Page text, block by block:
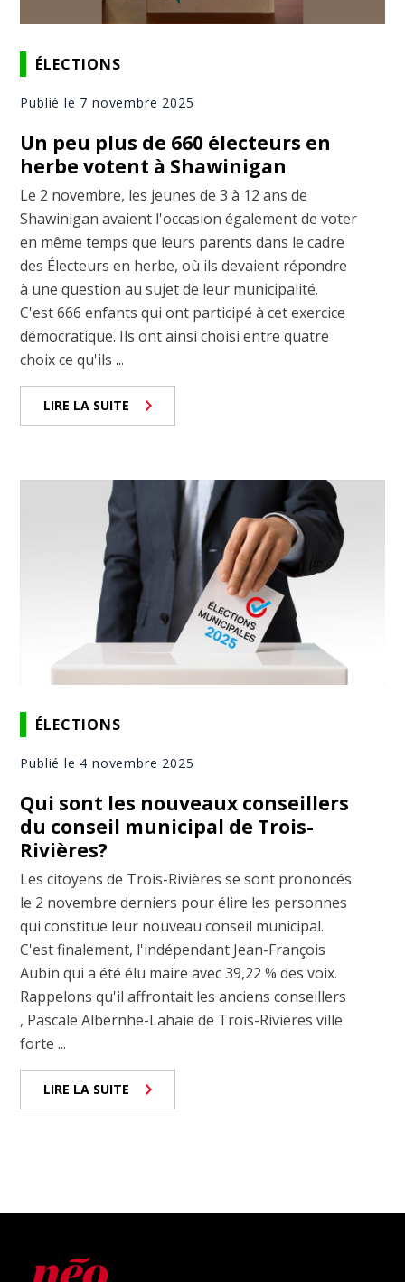
ÉLECTIONS
Publié le 7 novembre 2025
Un peu plus de 660 électeurs en
herbe votent à Shawinigan
Le 2 novembre, les jeunes de 3 à 12 ans de
Shawinigan avaient l'occasion également de voter
en même temps que leurs parents dans le cadre
des Électeurs en herbe, où ils devaient répondre
à une question au sujet de leur municipalité.
C'est 666 enfants qui ont participé à cet exercice
démocratique. Ils ont ainsi choisi entre quatre
choix ce qu'ils ...
LIRE LA SUITE
ÉLECTIONS
Publié le 4 novembre 2025
Qui sont les nouveaux conseillers
du conseil municipal de Trois-
Rivières?
Les citoyens de Trois-Rivières se sont prononcés
le 2 novembre derniers pour élire les personnes
qui constitue leur nouveau conseil municipal.
C'est finalement, l'indépendant Jean-François
Aubin qui a été élu maire avec 39,22 % des voix.
Rappelons qu'il affrontait les anciens conseillers
, Pascale Albernhe-Lahaie de Trois-Rivières ville
forte ...
LIRE LA SUITE